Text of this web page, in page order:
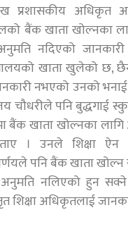
प्रशासकीय अधिकृत
बैंक खाता खोल्नका
नदिएको
खाता खुलेको छ,
नभएको उनको
पनि बुद्धगाई
बैंक खाता खोल्नका
। उनले शिक्षा ऐन
पनि बैंक खाता
नलिएको हुन सक्ने
शिक्षा अधिकृतलाई